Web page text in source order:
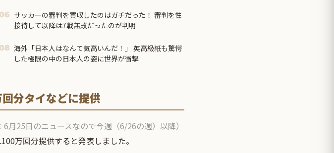
06 サッカーの審判を買収したのはガチだった！ 審判を性
接待して以降は7戦無敗だったのが判明
08 海外「日本人はなんて気高いんだ！」 英高級紙も驚愕
した極限の中の日本人の姿に世界が衝撃
分タイなどに提供
6月25日のニュースなので今週（6/26の週）以降）
万回分提供すると発表しました。